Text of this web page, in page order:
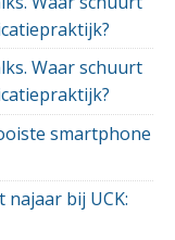
Waar schuurt
smartphone
bij UCK: